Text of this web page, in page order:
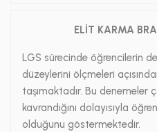
ELİT KARMA
LGS sürecinde öğrencilerin
düzeylerini ölçmeleri
taşımaktadır. Bu denemeler
kavrandığını dolayısıyla
olduğunu göstermektedir.